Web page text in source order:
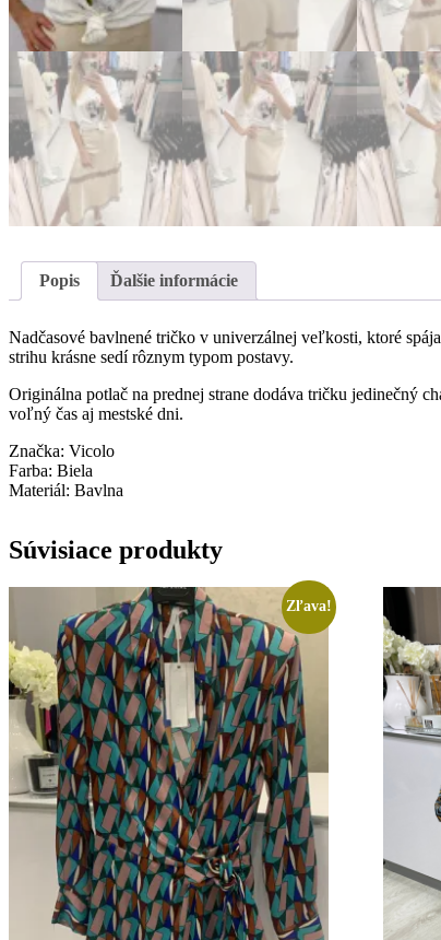
Popis Ďalšie informácie
Nadčasové bavlnené tričko v univerzálnej veľkosti, ktoré
strihu krásne sedí rôznym typom postavy.
Originálna potlač na prednej strane dodáva tričku jedinečný
voľný čas aj mestské dni.
Značka: Vicolo
Farba: Biela
Materiál: Bavlna
Súvisiace produkty
Zľava!